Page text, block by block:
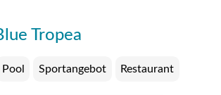
Tropea
Pool Sportangebot Restaurant